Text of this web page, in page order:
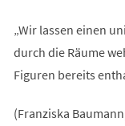
„Wir lassen einen
durch die Räume
Figuren bereits
(Franziska